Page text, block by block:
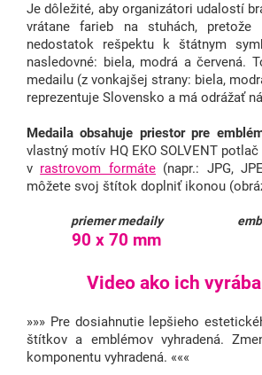
Je dôležité, aby organizátori udalostí
vrátane farieb na stuhách, pretože
nedostatok rešpektu k štátnym
nasledovné: biela, modrá a
medailu (z vonkajšej strany: biela,
reprezentuje Slovensko a má odrážať
Medaila obsahuje priestor pre
vlastný motív HQ EKO SOLVENT
v rastrovom formáte(napr.: JPG,
môžete svoj štítok doplniť ikonou
priemer medaily
90 x 70 mm
Video ako ich
»»» Pre dosiahnutie lepšieho
štítkov a emblémov vyhradená.
komponentu vyhradená. «««